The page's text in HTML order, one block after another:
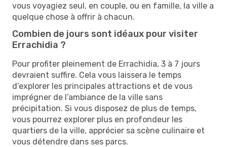
vous voyagiez seul, en couple, ou en famille, la ville a
quelque chose à offrir à chacun.
Combien de jours sont idéaux pour visiter
Errachidia ?
Pour profiter pleinement de Errachidia, 3 à 7 jours
devraient suffire. Cela vous laissera le temps
d’explorer les principales attractions et de vous
imprégner de l’ambiance de la ville sans
précipitation. Si vous disposez de plus de temps,
vous pourrez explorer plus en profondeur les
quartiers de la ville, apprécier sa scène culinaire et
vous détendre dans ses parcs.